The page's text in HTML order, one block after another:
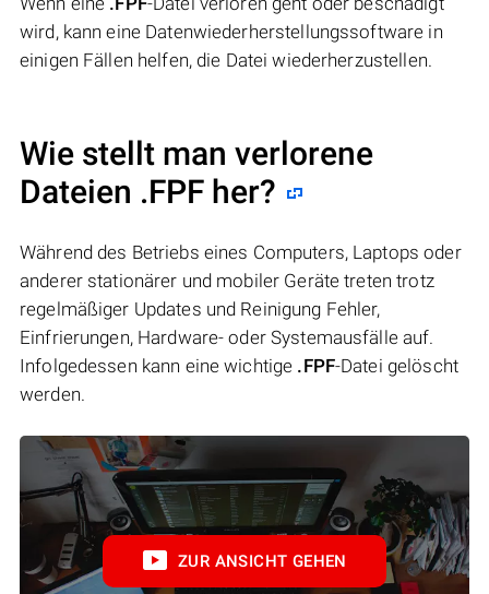
wird, kann eine Datenwiederherstellungssoftware in
einigen Fällen helfen, die Datei wiederherzustellen.
Wie stellt man verlorene
Dateien .FPF her?
Während des Betriebs eines Computers, Laptops oder
anderer stationärer und mobiler Geräte treten trotz
regelmäßiger Updates und Reinigung Fehler,
Einfrierungen, Hardware- oder Systemausfälle auf.
Infolgedessen kann eine wichtige .FPF-Datei gelöscht
werden.
ZUR ANSICHT GEHEN